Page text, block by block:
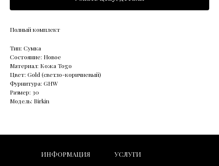
Полный комплект
Тип: Сумка
Состояние: Новое
Материал: Кожа Togo
Цвет: Gold (светло-коричневый)
Фурнитура: GHW
Размер: 30
Модель: Birkin
ИНФОРМАЦИЯ УСЛУГИ